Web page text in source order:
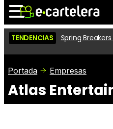
Noticias
Series
TENDENCIAS Spring Breakers
Portada Empresas
Atlas